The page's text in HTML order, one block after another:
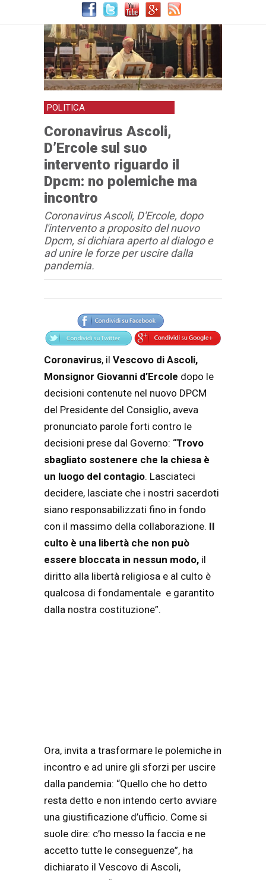
POLITICA
Coronavirus Ascoli,
D’Ercole sul suo
intervento riguardo il
Dpcm: no polemiche ma
incontro
Coronavirus Ascoli, D'Ercole, dopo
l'intervento a proposito del nuovo
Dpcm, si dichiara aperto al dialogo e
ad unire le forze per uscire dalla
pandemia.
Articolo
Testo articolo principale
Coronavirus, il Vescovo di Ascoli,
Monsignor Giovanni d’Ercole dopo le
decisioni contenute nel nuovo DPCM
del Presidente del Consiglio, aveva
pronunciato parole forti contro le
decisioni prese dal Governo: “Trovo
sbagliato sostenere che la chiesa è
un luogo del contagio. Lasciateci
decidere, lasciate che i nostri sacerdoti
siano responsabilizzati fino in fondo
con il massimo della collaborazione. Il
culto è una libertà che non può
essere bloccata in nessun modo, il
diritto alla libertà religiosa e al culto è
qualcosa di fondamentale e garantito
dalla nostra costituzione”.
Ora, invita a trasformare le polemiche in
incontro e ad unire gli sforzi per uscire
dalla pandemia: “Quello che ho detto
resta detto e non intendo certo avviare
una giustificazione d’ufficio. Come si
suole dire: c’ho messo la faccia e ne
accetto tutte le conseguenze”, ha
dichiarato il Vescovo di Ascoli,